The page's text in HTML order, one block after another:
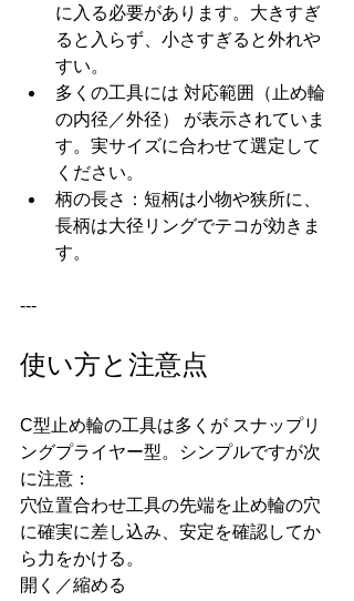
に入る必要があります。大きすぎ
ると入らず、小さすぎると外れや
すい。
多くの工具には 対応範囲（止め輪
の内径／外径） が表示されていま
す。実サイズに合わせて選定して
ください。
柄の長さ：短柄は小物や狭所に、
長柄は大径リングでテコが効きま
す。
---
使い方と注意点
C型止め輪の工具は多くが スナップリ
ングプライヤー型。シンプルですが次
に注意：
穴位置合わせ工具の先端を止め輪の穴
に確実に差し込み、安定を確認してか
ら力をかける。
開く／縮める